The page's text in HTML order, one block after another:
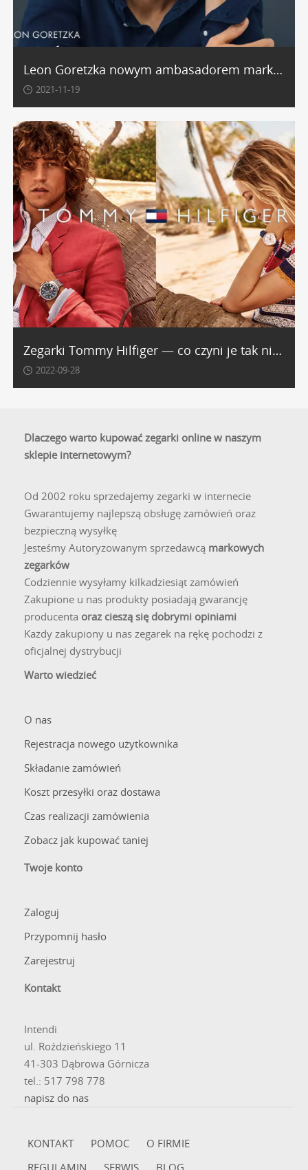
Leon Goretzka nowym ambasadorem marki Tommy Hilfiger
2021-11-19
Zegarki Tommy Hilfiger — co czyni je tak niezwykłymi?
2022-09-28
Dlaczego warto kupować zegarki online w naszym
sklepie internetowym?
Od 2002 roku sprzedajemy zegarki w internecie
Gwarantujemy najlepszą obsługę zamówień oraz
bezpieczną wysyłkę
Jesteśmy Autoryzowanym sprzedawcą markowych
zegarków
Codziennie wysyłamy kilkadziesiąt zamówień
Zakupione u nas produkty posiadają gwarancję
producenta oraz cieszą się dobrymi opiniami
Każdy zakupiony u nas zegarek na rękę pochodzi z
oficjalnej dystrybucji
Warto wiedzieć
O nas
Rejestracja nowego użytkownika
Składanie zamówień
Koszt przesyłki oraz dostawa
Czas realizacji zamówienia
Zobacz jak kupować taniej
Twoje konto
Zaloguj
Przypomnij hasło
Zarejestruj
Kontakt
Intendi
ul. Roździeńskiego 11
41-303 Dąbrowa Górnicza
tel.: 517 798 778
napisz do nas
KONTAKT POMOC
O FIRMIE
REGULAMIN
SERWIS BLOG